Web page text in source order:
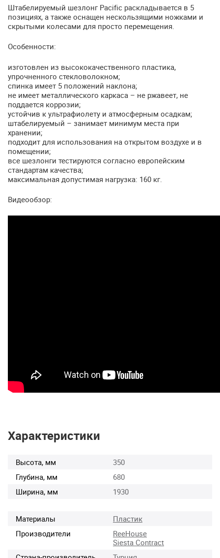
Штабелируемый шезлонг Pacific раскладывается в 5
позициях, а также оснащен нескользящими ножками и
скрытыми колесами для просто перемещения.
Особенности:
изготовлен из высококачественного пластика,
упрочненного стекловолокном;
спинка имеет 5 положений наклона;
не имеет металлического каркаса – не ржавеет, не
поддается коррозии;
устойчив к ультрафиолету и атмосферным осадкам;
штабелируемый – занимает минимум места при
хранении;
подходит для использования на открытом воздухе и в
помещении;
все шезлонги тестируются согласно европейским
стандартам качества;
максимальная допустимая нагрузка: 160 кг.
Видеообзор:
Характеристики
Высота, мм
350
Глубина, мм
680
Ширина, мм
1930
Материалы
Пластик
Производители
ReeHouse
Siesta Contract